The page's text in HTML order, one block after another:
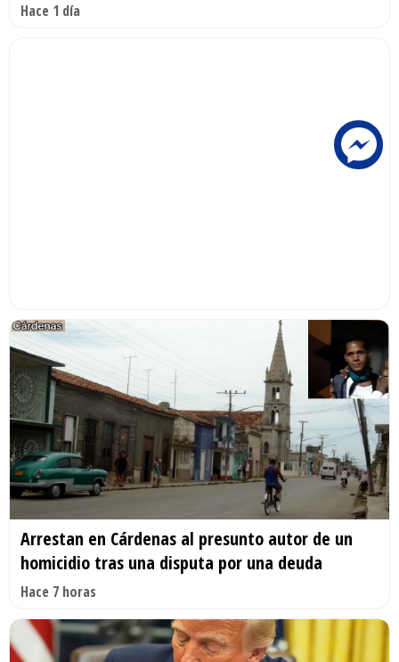
Hace 1 día
Arrestan en Cárdenas al presunto autor de un
homicidio tras una disputa por una deuda
Hace 7 horas